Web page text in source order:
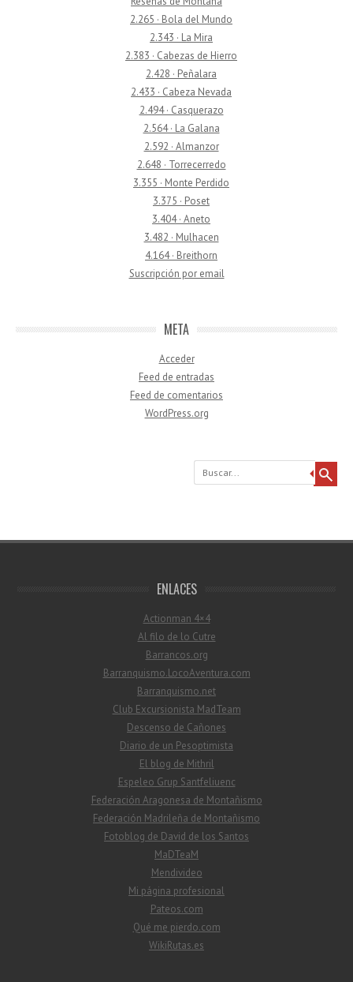
2.265 · Bola del Mundo
2.343 · La Mira
2.383 · Cabezas de Hierro
2.428 · Peñalara
2.433 · Cabeza Nevada
2.494 · Casquerazo
2.564 · La Galana
2.592 · Almanzor
2.648 · Torrecerredo
3.355 · Monte Perdido
3.375 · Poset
3.404 · Aneto
3.482 · Mulhacen
4.164 · Breithorn
Suscripción por email
META
Acceder
Feed de entradas
Feed de comentarios
WordPress.org
Buscar
ENLACES
Actionman 4×4
Al filo de lo Cutre
Barrancos.org
Barranquismo.LocoAventura.com
Barranquismo.net
Club Excursionista MadTeam
Descenso de Cañones
Diario de un Pesoptimista
El blog de Mithril
Espeleo Grup Santfeliuenc
Federación Aragonesa de Montañismo
Federación Madrileña de Montañismo
Fotoblog de David de los Santos
MaDTeaM
Mendivideo
Mi página profesional
Pateos.com
Qué me pierdo.com
WikiRutas.es